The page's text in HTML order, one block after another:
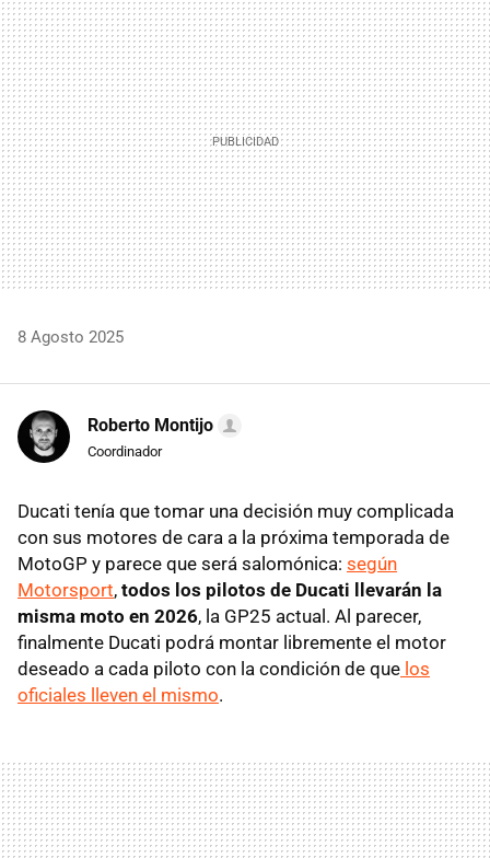
MAIL
8 Agosto 2025
Roberto Montijo
Coordinador
Ducati tenía que tomar una decisión muy complicada
con sus motores de cara a la próxima temporada de
MotoGP y parece que será salomónica: según
Motorsport, todos los pilotos de Ducati llevarán la
misma moto en 2026, la GP25 actual. Al parecer,
finalmente Ducati podrá montar libremente el motor
deseado a cada piloto con la condición de que los
oficiales lleven el mismo.